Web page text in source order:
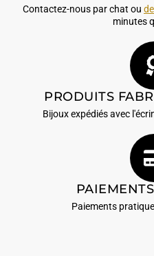
Contactez-nous par chat ou
minutes
PRODUITS
Bijoux expédiés avec
Paiements